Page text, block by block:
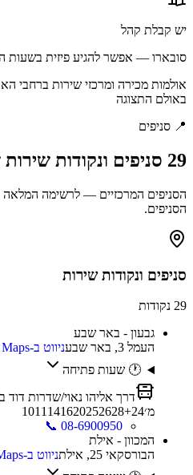
יש קבלת קהל
סובארו — אפשר להגיע פיזית בשעות
אולמות מכירה ומרכזי שירות ברחבי
באולם התצוגה
📍 סניפים
29 סניפים ונקודות
הסניפים המרכזיים — לרשימה המלאה
הסניפים.
סניפים ונקודות שירות
29 נקודות
גבעון - באר שבע
העמל 3, באר שבע
ניווט ב-Waze
🕐 שעות פתיחה
דרך אליהו נאוי/שדרות דוד בן
מ׳
1011 141620252628+24
📞 08-6900950
המכוון - אילת
הבורסקאי 25, אילת
ניווט ב-Waze